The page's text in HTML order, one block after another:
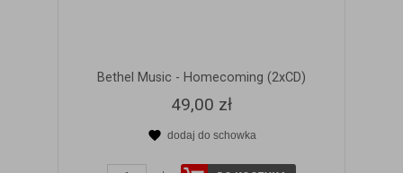
Bethel Music - Homecoming (2xCD)
49,00 zł
dodaj do schowka